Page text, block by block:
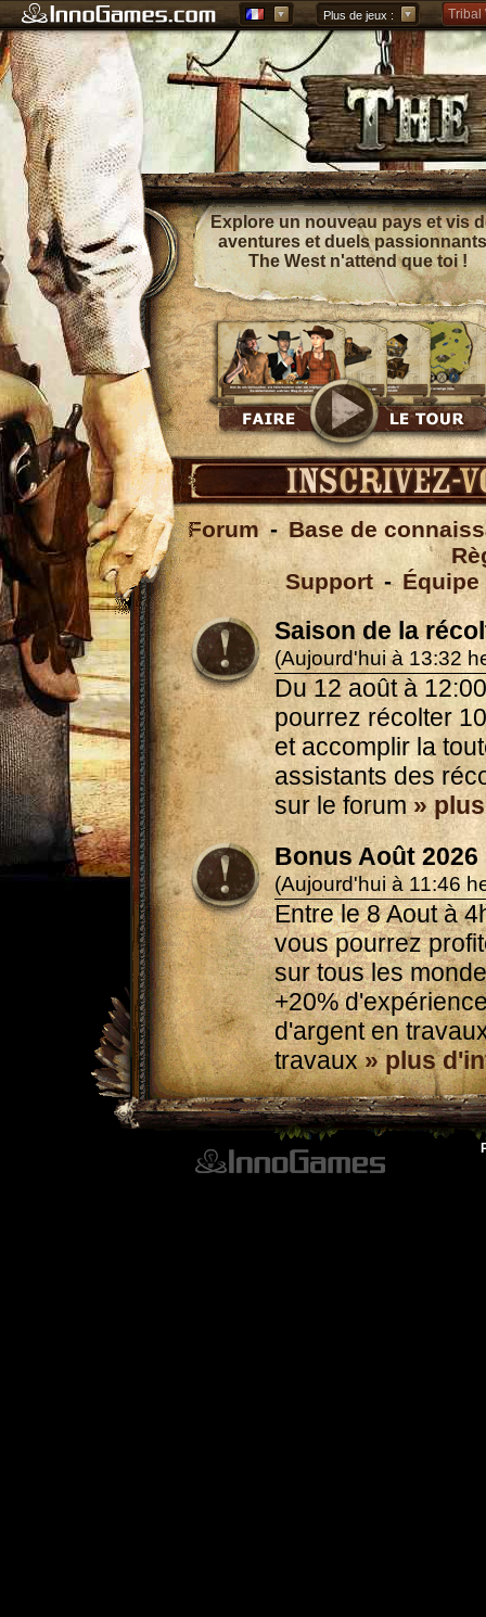
Plus de jeux : Tribal
Explore un nouveau pays et vis
aventures et duels
The West n'attend que toi !
Forum- Base de
Support- Équipe
Saison de la
(Aujourd'hui à 13:32
Du 12 août à
pourrez récolter
et accomplir la
assistants des
sur le forum»
Bonus Août 2026
(Aujourd'hui à 11:46
Entre le 8 Aout à
vous pourrez
sur tous les
+20%
d'argent en
travaux» plus